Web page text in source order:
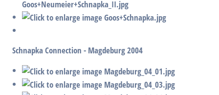
Schnapka Connection - Magdeburg 2004